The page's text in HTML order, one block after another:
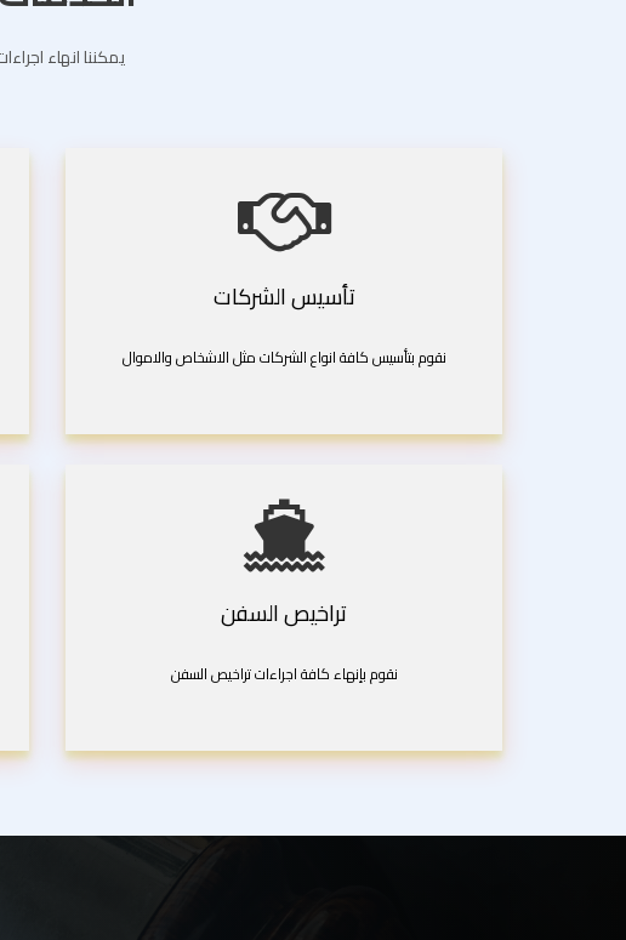
يمكننا انهاء
تأسيس الشركات
نقوم بتأسيس كافة انواع الشركات مثل الاشخاص والاموال
تراخيص السفن
نقوم بإنهاء كافة اجراءات تراخيص السفن